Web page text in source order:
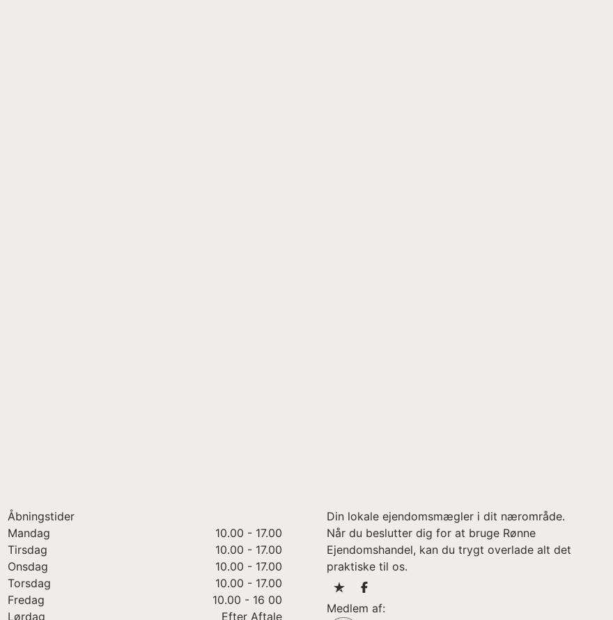
Åbningstider
Mandag
10.00 - 17.00
Tirsdag
10.00 - 17.00
Onsdag
10.00 - 17.00
Torsdag
10.00 - 17.00
Fredag
10.00 - 16 00
Lørdag
Efter Aftale
Din lokale ejendomsmægler i dit nærområde.
Når du beslutter dig for at bruge Rønne
Ejendomshandel, kan du trygt overlade alt det
praktiske til os.
Medlem af: